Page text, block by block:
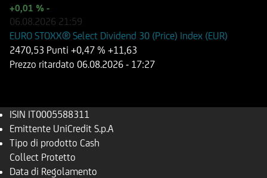
+0,01 % -
06.08.2026 21:59
EURO STOXX® Select Dividend 30 (Price) Index (EUR)
2470,53 Punti +0,47 % +11,63
Prezzo ritardato 06.08.2026 - 17:27
ISIN IT0005588311
Emittente UniCredit S.p.A
Tipo di prodotto Cash
Collect Protetto
Data di Regolamento